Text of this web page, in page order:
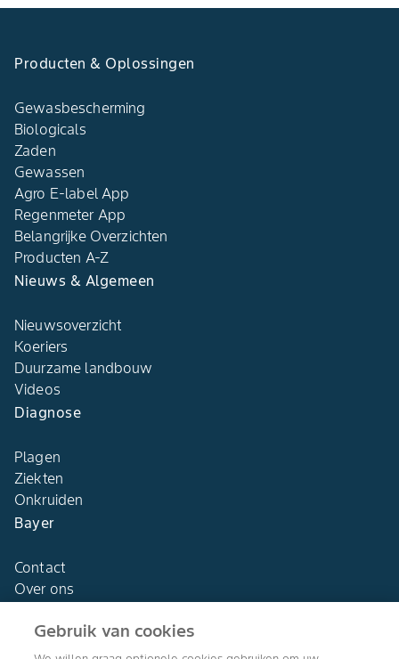
Producten & Oplossingen
Gewasbescherming
Biologicals
Zaden
Gewassen
Agro E-label App
Regenmeter App
Belangrijke Overzichten
Producten A-Z
Nieuws & Algemeen
Nieuwsoverzicht
Koeriers
Duurzame landbouw
Videos
Diagnose
Plagen
Ziekten
Onkruiden
Bayer
Contact
Over ons
Gebruik van cookies